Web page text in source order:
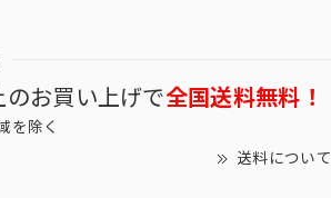
のお買い上げで全国送料無料！
を除く
送料について